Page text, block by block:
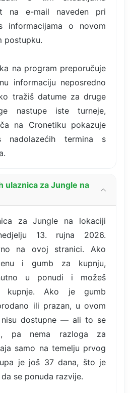
na e-mail naveden pri
informacijama o novom
postupku.
na program preporučuje
informaciju neposredno
tražiš datume za druge
nastupe iste turneje,
na Cronetiku pokazuje
nadolazećih termina s
ulaznica za Jungle na
za Jungle na lokaciji
13. rujna 2026.
na ovoj stranici. Ako
i gumb za kupnju,
u ponudi i možeš
kupnje. Ako je gumb
ili prazan, u ovom
nisu dostupne — ali to se
pa nema razloga za
samo na temelju prvog
je još 37 dana, što je
se ponuda razvije.